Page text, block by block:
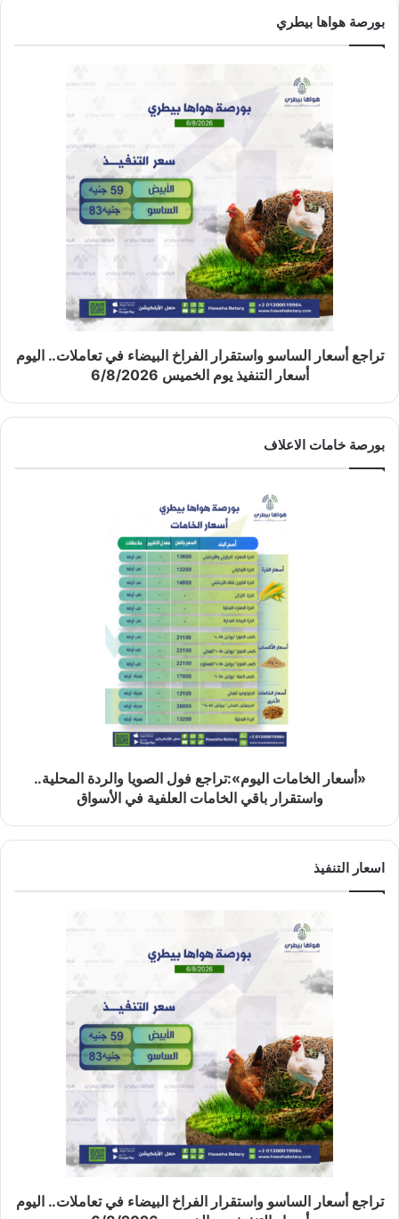
بورصة هواها بيطري
تراجع أسعار الساسو واستقرار الفراخ البيضاء في تعاملات.. اليوم
أسعار التنفيذ يوم الخميس 6/8/2026
بورصة خامات الاعلاف
«أسعار الخامات اليوم»:تراجع فول الصويا والردة المحلية..
واستقرار باقي الخامات العلفية في الأسواق
اسعار التنفيذ
تراجع أسعار الساسو واستقرار الفراخ البيضاء في تعاملات.. اليوم